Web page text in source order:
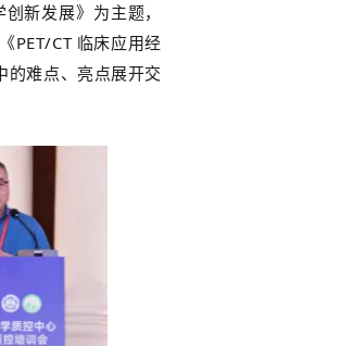
新发展》为主题，
《PET/CT 临床应用经
的难点、亮点展开交